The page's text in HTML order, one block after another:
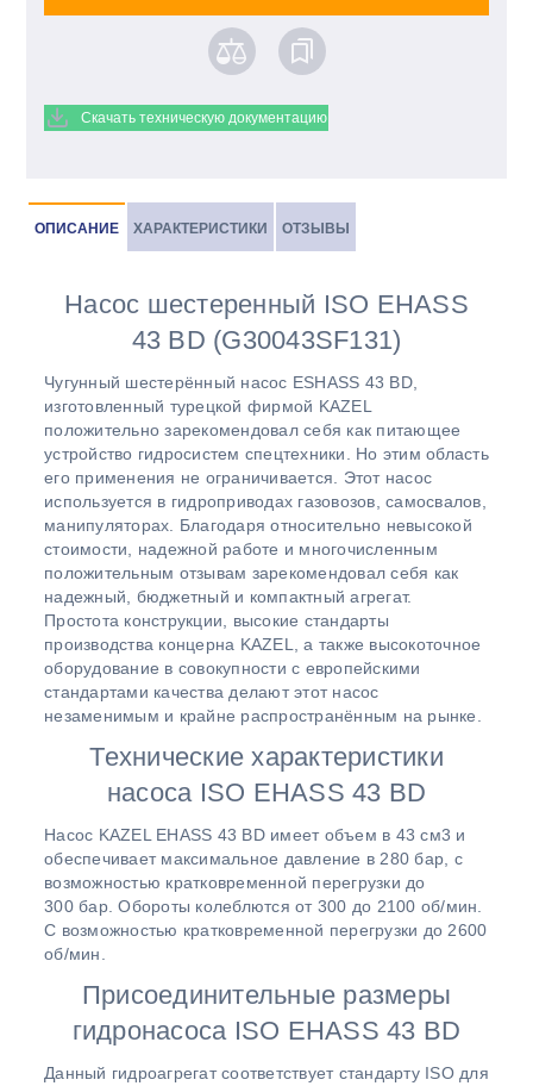
Скачать техническую документацию
ОПИСАНИЕ ХАРАКТЕРИСТИКИ ОТЗЫВЫ
Насос шестеренный ISO EHASS
43 BD (G30043SF131)
Чугунный шестерённый насос ESHASS 43 BD,
изготовленный турецкой фирмой KAZEL
положительно зарекомендовал себя как питающее
устройство гидросистем спецтехники. Но этим область
его применения не ограничивается. Этот насос
используется в гидроприводах газовозов, самосвалов,
манипуляторах. Благодаря относительно невысокой
стоимости, надежной работе и многочисленным
положительным отзывам зарекомендовал себя как
надежный, бюджетный и компактный агрегат.
Простота конструкции, высокие стандарты
производства концерна KAZEL, а также высокоточное
оборудование в совокупности с европейскими
стандартами качества делают этот насос
незаменимым и крайне распространённым на рынке.
Технические характеристики
насоса ISO EHASS 43 BD
Насос KAZEL EHASS 43 BD имеет объем в 43 см3 и
обеспечивает максимальное давление в 280 бар, с
возможностью кратковременной перегрузки до
300 бар. Обороты колеблются от 300 до 2100 об/мин.
С возможностью кратковременной перегрузки до 2600
об/мин.
Присоединительные размеры
гидронасоса ISO EHASS 43 BD
Данный гидроагрегат соответствует стандарту ISO для